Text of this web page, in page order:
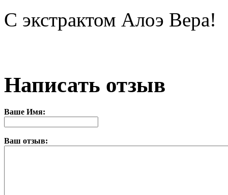
С экстрактом Алоэ Вера!
Написать отзыв
Ваше Имя:
Ваш отзыв: